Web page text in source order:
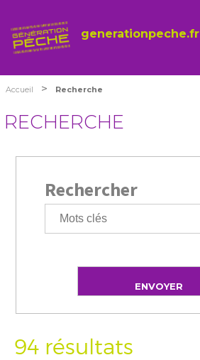
generationpeche.fr
Accueil > Recherche
RECHERCHE
Rechercher
94 résultats